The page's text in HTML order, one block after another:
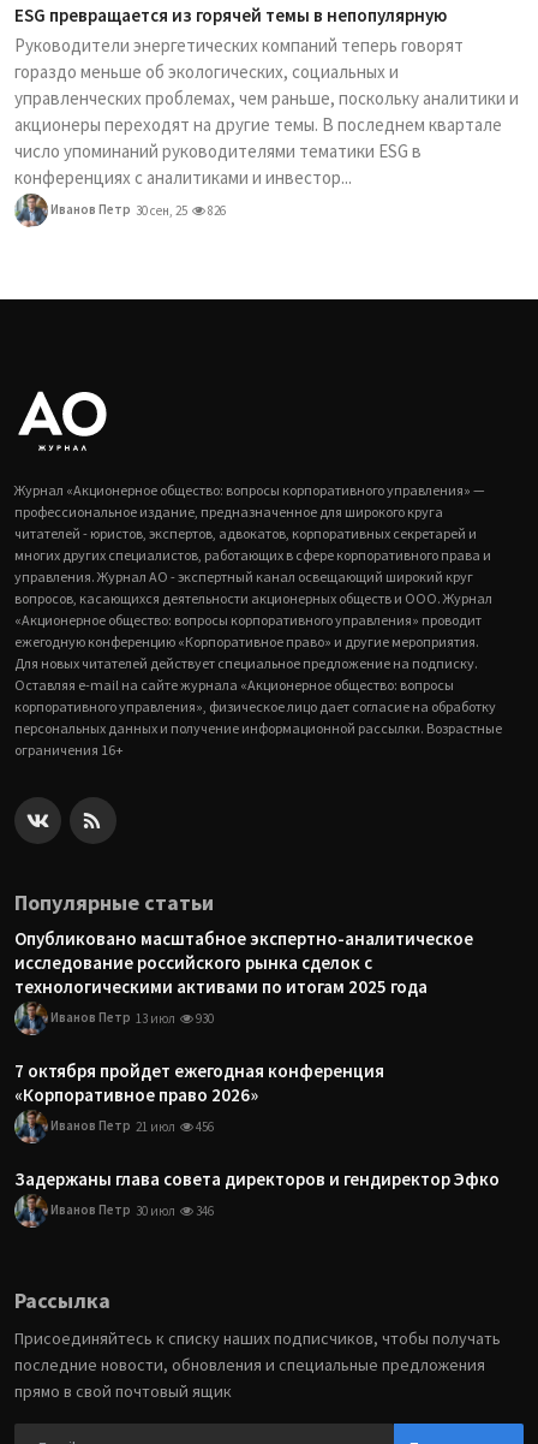
ESG превращается из горячей темы в непопулярную
Руководители энергетических компаний теперь говорят
гораздо меньше об экологических, социальных и
управленческих проблемах, чем раньше, поскольку аналитики и
акционеры переходят на другие темы. В последнем квартале
число упоминаний руководителями тематики ESG в
конференциях с аналитиками и инвестор...
Иванов Петр 30 сен, 25 826
Журнал «Акционерное общество: вопросы корпоративного управления» —
профессиональное издание, предназначенное для широкого круга
читателей - юристов, экспертов, адвокатов, корпоративных секретарей и
многих других специалистов, работающих в сфере корпоративного права и
управления. Журнал АО - экспертный канал освещающий широкий круг
вопросов, касающихся деятельности акционерных обществ и ООО. Журнал
«Акционерное общество: вопросы корпоративного управления» проводит
ежегодную конференцию «Корпоративное право» и другие мероприятия.
Для новых читателей действует специальное предложение на подписку.
Оставляя e-mail на сайте журнала «Акционерное общество: вопросы
корпоративного управления», физическое лицо дает согласие на обработку
персональных данных и получение информационной рассылки. Возрастные
ограничения 16+
Популярные статьи
Опубликовано масштабное экспертно-аналитическое
исследование российского рынка сделок с
технологическими активами по итогам 2025 года
Иванов Петр 13 июл 930
7 октября пройдет ежегодная конференция
«Корпоративное право 2026»
Иванов Петр 21 июл 456
Задержаны глава совета директоров и гендиректор Эфко
Иванов Петр 30 июл 346
Рассылка
Присоединяйтесь к списку наших подписчиков, чтобы получать
последние новости, обновления и специальные предложения
прямо в свой почтовый ящик